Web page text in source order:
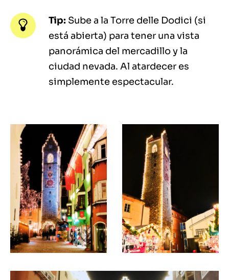
Tip: Sube a la Torre delle Dodici (si
está abierta) para tener una vista
panorámica del mercadillo y la
ciudad nevada. Al atardecer es
simplemente espectacular.